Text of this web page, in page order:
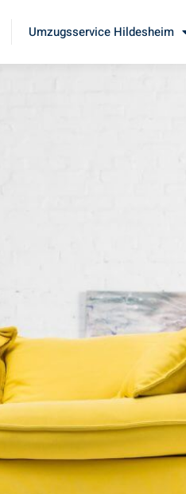
Umzugsservice Hildesheim